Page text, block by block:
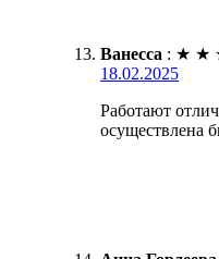
Ванесса : ★ ★
18.02.2025
Работают
осуществлена